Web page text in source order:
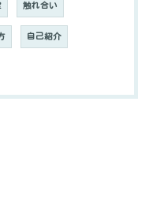
触れ合い
自己紹介